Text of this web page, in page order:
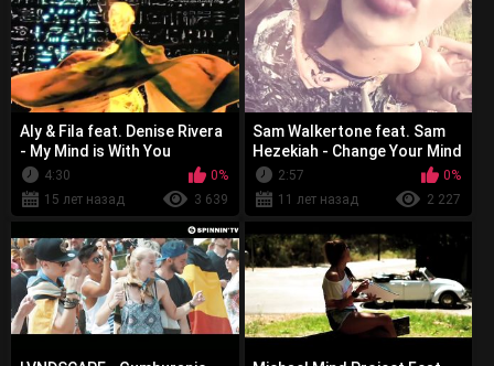
Aly & Fila feat. Denise Rivera
- My Mind is With You
4:30
0%
15 лет назад
3 639
Sam Walkertone feat. Sam
Hezekiah - Change Your Mind
2:57
0%
11 лет назад
2 227